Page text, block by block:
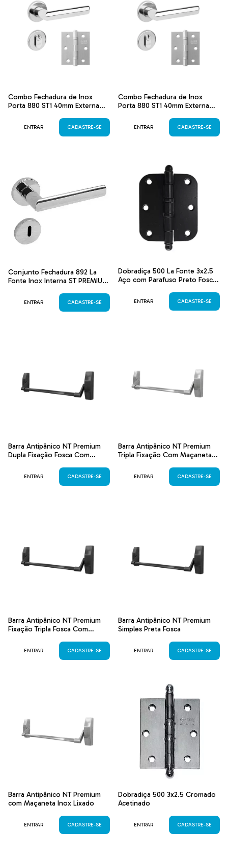
Combo Fechadura de Inox
Porta 880 ST1 40mm Externa
ENTRAR CADASTRE-SE
Combo Fechadura de Inox
Porta 880 ST1 40mm Externa
ENTRAR CADASTRE-SE
Conjunto Fechadura 892 La
Fonte Inox Interna ST PREMIUM
ENTRAR CADASTRE-SE
Dobradiça 500 La Fonte 3x2.5
Aço com Parafuso Preto Fosco
ENTRAR CADASTRE-SE
Barra Antipânico NT Premium
Dupla Fixação Fosca Com
ENTRAR CADASTRE-SE
Barra Antipânico NT Premium
Tripla Fixação Com Maçaneta
ENTRAR CADASTRE-SE
Barra Antipânico NT Premium
Fixação Tripla Fosca Com
ENTRAR CADASTRE-SE
Barra Antipânico NT Premium
Simples Preta Fosca
ENTRAR CADASTRE-SE
Barra Antipânico NT Premium
com Maçaneta Inox Lixado
ENTRAR CADASTRE-SE
Dobradiça 500 3x2.5 Cromado
Acetinado
ENTRAR CADASTRE-SE